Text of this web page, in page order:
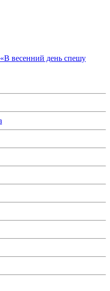
весенний день спешу